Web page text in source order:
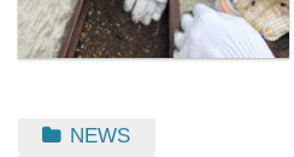
NEWS